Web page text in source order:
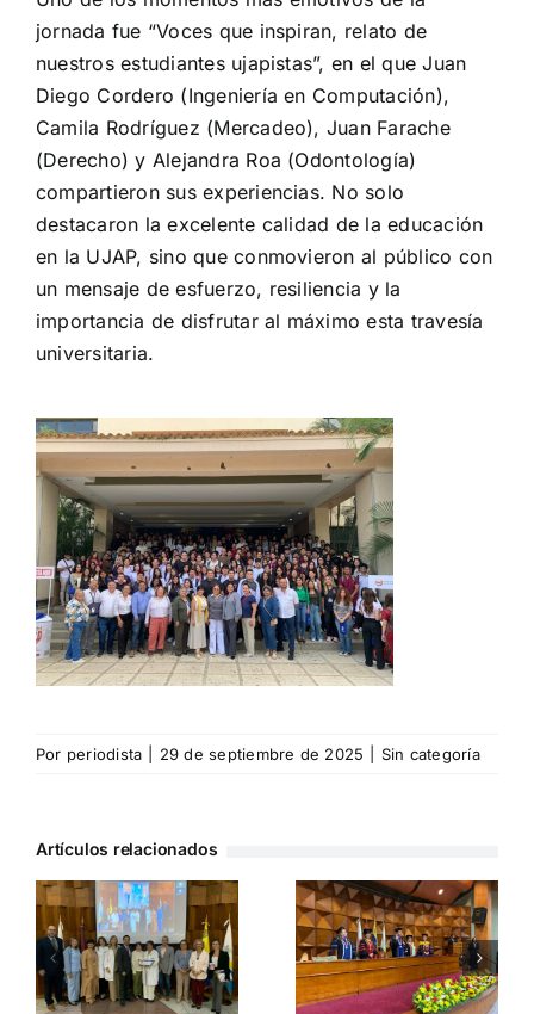
jornada fue “Voces que inspiran, relato de
nuestros estudiantes ujapistas”, en el que Juan
Diego Cordero (Ingeniería en Computación),
Camila Rodríguez (Mercadeo), Juan Farache
(Derecho) y Alejandra Roa (Odontología)
compartieron sus experiencias. No solo
destacaron la excelente calidad de la educación
en la UJAP, sino que conmovieron al público con
un mensaje de esfuerzo, resiliencia y la
importancia de disfrutar al máximo esta travesía
universitaria.
Por periodista 29 de septiembre de 2025 Sin categoría
Artículos relacionados